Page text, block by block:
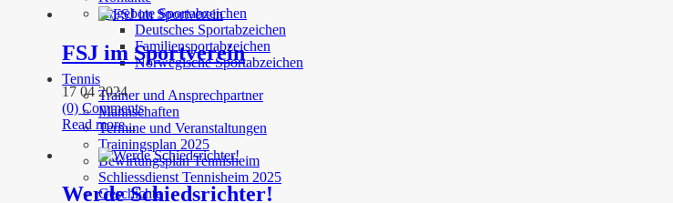
Angebote Sportabzeichen
Deutsches Sportabzeichen
Familiensportabzeichen
Norwegische Sportabzeichen
Tennis
Trainer und Ansprechpartner
Mannschaften
Termine und Veranstaltungen
Trainingsplan 2025
Bewirtungsplan Tennisheim
Schliessdienst Tennisheim 2025
Geschichte
FSJ im Sportverein
17 04 2024
(0) Comments
Read more...
Werde Schiedsrichter!